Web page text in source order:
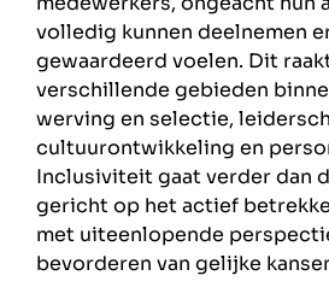
volledig kunnen deelnemen
gewaardeerd voelen. Dit
verschillende gebieden
werving en selectie,
cultuurontwikkeling en
Inclusiviteit gaat verder dan
gericht op het actief
met uiteenlopende
bevorderen van gelijke